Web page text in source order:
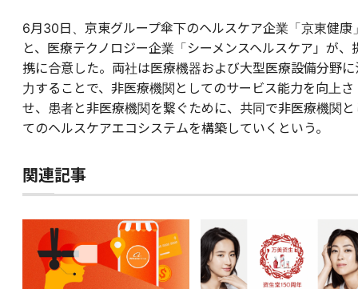
6月30日、京東グループ傘下のヘルスケア企業「京東健康
と、医療テクノロジー企業「シーメンスヘルスケア」が、
携に合意した。両社は医療機器および大型医療設備分野に
力することで、非医療機関としてのサービス能力を向上さ
せ、患者と非医療機関を繋ぐために、共同で非医療機関と
てのヘルスケアエコシステムを構築していくという。
関連記事